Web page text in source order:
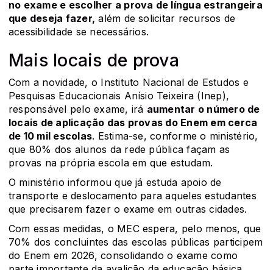
no exame e escolher a prova de língua estrangeira
que deseja fazer, além de solicitar recursos de
acessibilidade se necessários.
Mais locais de prova
Com a novidade, o Instituto Nacional de Estudos e
Pesquisas Educacionais Anísio Teixeira (Inep),
responsável pelo exame, irá aumentar o número de
locais de aplicação das provas do Enem em cerca
de 10 mil escolas. Estima-se, conforme o ministério,
que 80% dos alunos da rede pública façam as
provas na própria escola em que estudam.
O ministério informou que já estuda apoio de
transporte e deslocamento para aqueles estudantes
que precisarem fazer o exame em outras cidades.
Com essas medidas, o MEC espera, pelo menos, que
70% dos concluintes das escolas públicas participem
do Enem em 2026, consolidando o exame como